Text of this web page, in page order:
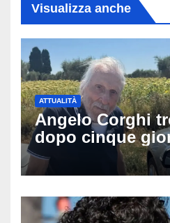
Visualizza anche
ATTUALITÀ
Angelo Corghi
dopo cinque
ricerche: il giallo
scomparso